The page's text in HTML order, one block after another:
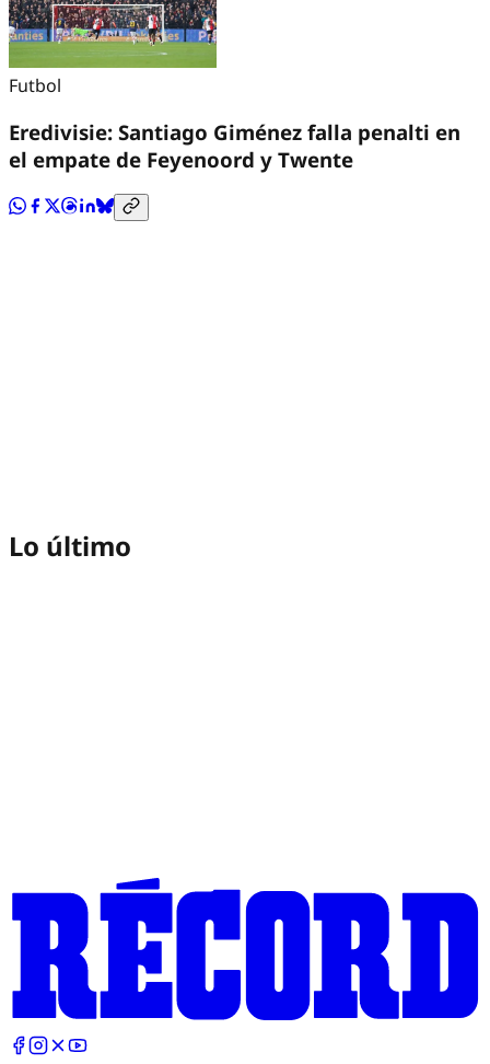
Futbol
Eredivisie: Santiago Giménez falla penalti en
el empate de Feyenoord y Twente
Lo último